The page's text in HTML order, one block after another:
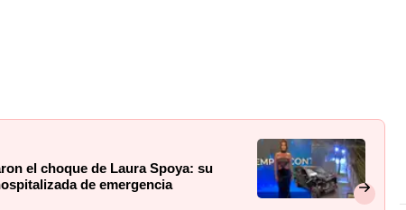
el choque de Laura Spoya: su
de emergencia